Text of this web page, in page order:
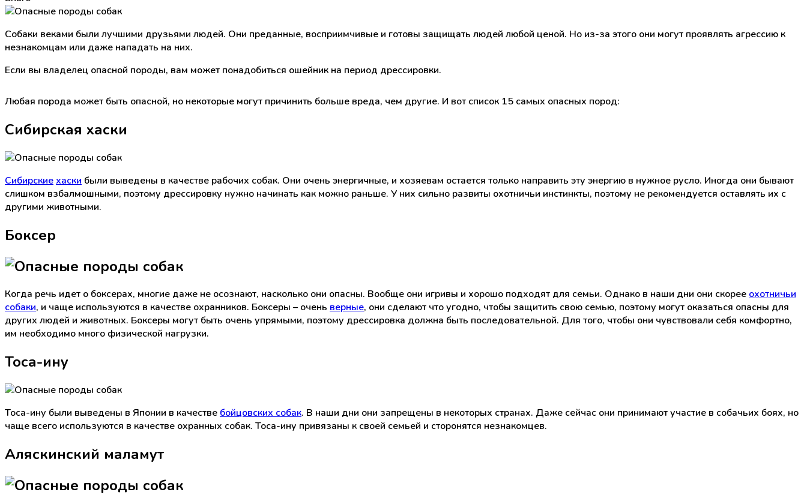
Собаки веками были лучшими друзьями людей. Они преданные, восприимчивые и готовы защищать людей любой ценой. Но из-за этого они могут проявлять агрессию к
незнакомцам или даже нападать на них.
Если вы владелец опасной породы, вам может понадобиться ошейник на период дрессировки.
Любая порода может быть опасной, но некоторые могут причинить больше вреда, чем другие. И вот список 15 самых опасных пород:
Сибирская хаски
Сибирские хаски были выведены в качестве рабочих собак. Они очень энергичные, и хозяевам остается только направить эту энергию в нужное русло. Иногда они бывают
слишком взбалмошными, поэтому дрессировку нужно начинать как можно раньше. У них сильно развиты охотничьи инстинкты, поэтому не рекомендуется оставлять их с
другими животными.
Боксер
Когда речь идет о боксерах, многие даже не осознают, насколько они опасны. Вообще они игривы и хорошо подходят для семьи. Однако в наши дни они скорееохотничьи
собаки, и чаще используются в качестве охранников. Боксеры – очень верные, они сделают что угодно, чтобы защитить свою семью, поэтому могут оказаться опасны для
других людей и животных. Боксеры могут быть очень упрямыми, поэтому дрессировка должна быть последовательной. Для того, чтобы они чувствовали себя комфортно,
им необходимо много физической нагрузки.
Тоса-ину
Тоса-ину были выведены в Японии в качестве бойцовских собак. В наши дни они запрещены в некоторых странах. Даже сейчас они принимают участие в собачьих боях, но
чаще всего используются в качестве охранных собак. Тоса-ину привязаны к своей семьей и сторонятся незнакомцев.
Аляскинский маламут